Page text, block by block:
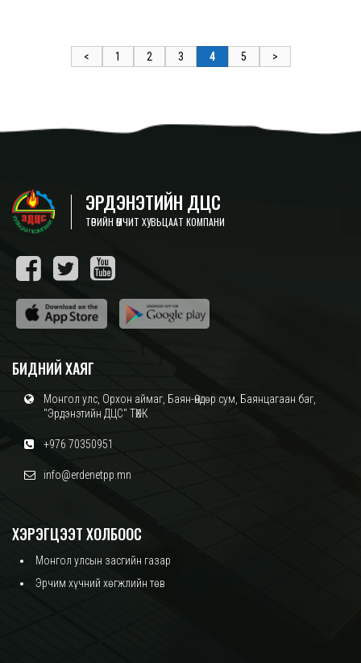
< 1 2 3 4 5 >
ЭРДЭНЭТИЙН ДЦС
ТӨРИЙН ӨМЧИТ ХУВЬЦААТ КОМПАНИ
БИДНИЙ ХАЯГ
Монгол улс, Орхон аймаг, Баян-Өндөр сум, Баянцагаан баг,
"Эрдэнэтийн ДЦС" ТӨХК
+976 70350951
info@erdenetpp.mn
ХЭРЭГЦЭЭТ ХОЛБООС
Монгол улсын засгийн газар
Эрчим хүчний хөгжлийн төв